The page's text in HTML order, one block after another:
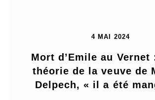
4 MAI 2024
Mort d’Emile au Vernet
théorie de la veuve de
Delpech, « il a été